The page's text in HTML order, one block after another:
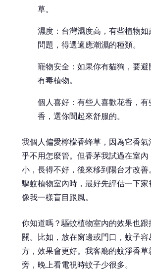
草。
濕度：台灣濕度高，有些植物如
問題，得選適應潮濕的種類。
寵物安全：如果你有貓狗，要避
有毒植物。
個人喜好：有些人喜歡花香，有
香，選你聞起來舒服的。
我個人偏愛檸檬香蜂草，因為它香氣
乎不用怎麼管。但香茅我試過在室內
小，長得不好，後來移到陽台才改善
驅蚊植物室內時，最好先評估一下家
像我一樣盲目跟風。
你知道嗎？驅蚊植物室內的效果也跟
關。比如，放在窗邊或門口，蚊子容
方，效果會更好。我客廳的蚊淨香草
旁，晚上看電視時蚊子少很多。